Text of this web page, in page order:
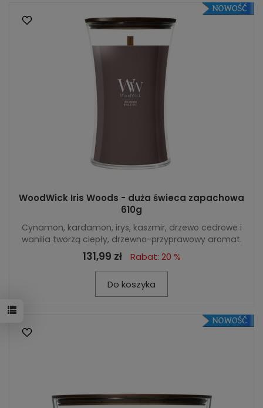
WoodWick Iris Woods - duża świeca zapachowa
610g
Cynamon, kardamon, irys, kaszmir, drzewo cedrowe i
wanilia tworzą ciepły, drzewno-przyprawowy aromat.
131,99 zł Rabat: 20 %
Do koszyka